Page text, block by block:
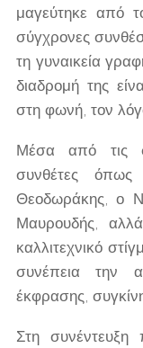
μαγεύτηκε από
σύγχρονες
τη γυναικεία
διαδρομή της
στη φωνή, τον
Μέσα από τις
συνθέτες
Θεοδωράκης, ο
Μαυρουδής,
καλλιτεχνικό
συνέπεια την
έκφρασης,
Στη